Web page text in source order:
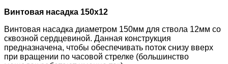
Винтовая насадка 150х12
Винтовая насадка диаметром 150мм для ствола 12мм со
сквозной сердцевиной. Данная конструкция
предназначена, чтобы обеспечивать поток снизу вверх
при вращении по часовой стрелке (большинство